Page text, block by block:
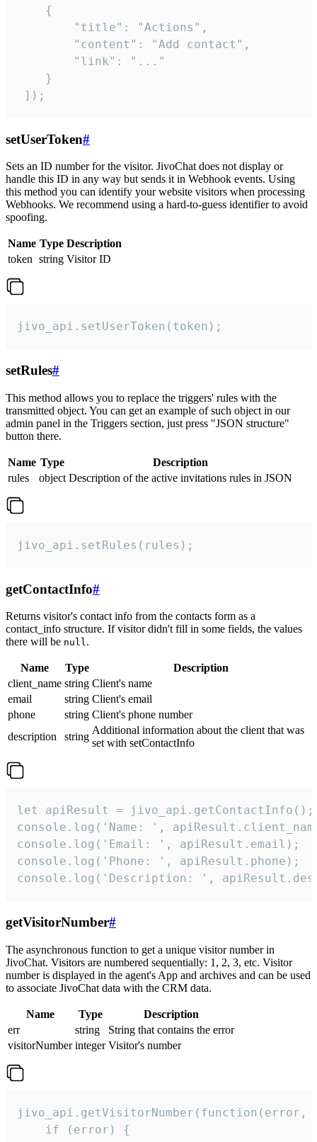
    {
        "title": "Actions",
        "content": "Add contact",
        "link": "..."
    }
]);
setUserToken#
Sets an ID number for the visitor. JivoChat does not display or
handle this ID in any way but sends it in Webhook events. Using
this method you can identify your website visitors when processing
Webhooks. We recommend using a hard-to-guess identifier to avoid
spoofing.
Name Type Description
token string Visitor ID
jivo_api.setUserToken(token);
setRules#
This method allows you to replace the triggers' rules with the
transmitted object. You can get an example of such object in our
admin panel in the Triggers section, just press "JSON structure"
button there.
Name Type
Description
rules
object Description of the active invitations rules in JSON
jivo_api.setRules(rules);
getContactInfo#
Returns visitor's contact info from the contacts form as a
contact_info structure. If visitor didn't fill in some fields, the values
there will be null.
Name Type
Description
client_name string Client's name
email
string Client's email
phone
string Client's phone number
description
string
Additional information about the client that was
set with setContactInfo
let apiResult = jivo_api.getContactInfo();
console.log('Name: ',
console.log('Email: ', apiResult.email);
console.log('Phone: ', apiResult.phone);
console.log('Description: ',
getVisitorNumber#
The asynchronous function to get a unique visitor number in
JivoChat. Visitors are numbered sequentially: 1, 2, 3, etc. Visitor
number is displayed in the agent's App and archives and can be used
to associate JivoChat data with the CRM data.
Name Type
Description
err
string
String that contains the error
visitorNumber integer Visitor's number
jivo_api.getVisitorNumber(function(error,
    if (error) {